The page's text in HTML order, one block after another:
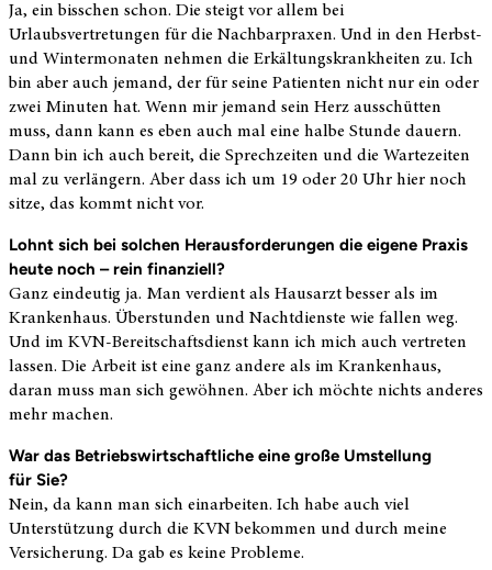
Ja, ein bisschen schon. Die steigt vor allem bei
Urlaubsvertretungen für die Nachbarpraxen. Und in den Herbst-
und Wintermonaten nehmen die Erkältungskrankheiten zu. Ich
bin aber auch jemand, der für seine Patienten nicht nur ein oder
zwei Minuten hat. Wenn mir jemand sein Herz ausschütten
muss, dann kann es eben auch mal eine halbe Stunde dauern.
Dann bin ich auch bereit, die Sprechzeiten und die Wartezeiten
mal zu verlängern. Aber dass ich um 19 oder 20 Uhr hier noch
sitze, das kommt nicht vor.
Lohnt sich bei solchen Herausforderungen die eigene Praxis
heute noch –rein finanziell?
Ganz eindeutig ja. Man verdient als Hausarzt besser als im
Krankenhaus. Überstunden und Nachtdienste wie fallen weg.
Und im KVN-Bereitschaftsdienst kann ich mich auch vertreten
lassen. Die Arbeit ist eine ganz andere als im Krankenhaus,
daran muss man sich gewöhnen. Aber ich möchte nichts anderes
mehr machen.
War das Betriebswirtschaftliche eine große Umstellung
für Sie?
Nein, da kann man sich einarbeiten. Ich habe auch viel
Unterstützung durch die KVN bekommen und durch meine
Versicherung. Da gab es keine Probleme.